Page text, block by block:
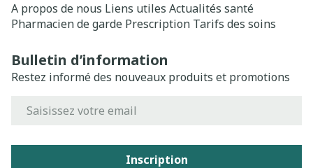
A propos de nous Liens utiles Actualités santé
Pharmacien de garde Prescription Tarifs des soins
Bulletin d’information
Restez informé des nouveaux produits et promotions
Inscription